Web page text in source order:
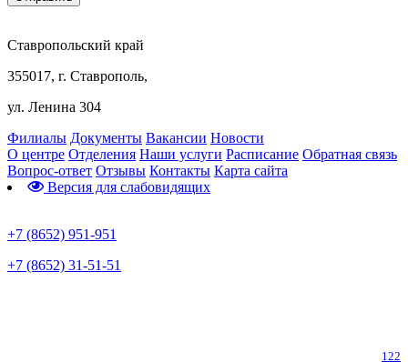
Ставропольский край
355017, г. Ставрополь,
ул. Ленина 304
Филиалы Документы Вакансии Новости
О центре Отделения Наши услуги Расписание Обратная связь
Вопрос-ответ Отзывы Контакты Карта сайта
Версия для слабовидящих
+7 (8652) 951-951
+7 (8652) 31-51-51
122